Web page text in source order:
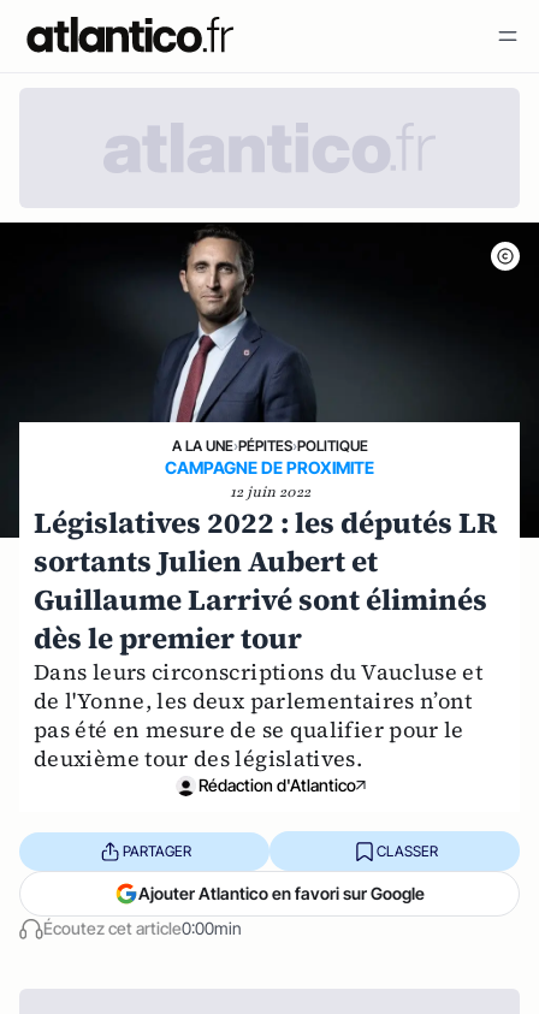
A LA UNE›PÉPITES›POLITIQUE
CAMPAGNE DE PROXIMITE
12 juin 2022
Législatives 2022 : les députés LR
sortants Julien Aubert et
Guillaume Larrivé sont éliminés
dès le premier tour
Dans leurs circonscriptions du Vaucluse et
de l'Yonne, les deux parlementaires n’ont
pas été en mesure de se qualifier pour le
deuxième tour des législatives.
Rédaction d'Atlantico
Écoutez cet article0:00min
PARTAGER CLASSER
Ajouter Atlantico en favori sur Google